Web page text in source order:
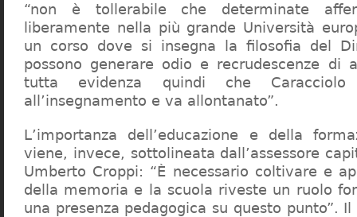
“non è tollerabile che determinate
liberamente nella più grande Università
un corso dove si insegna la filosofia del
possono generare odio e recrudescenze di
tutta evidenza quindi che
all’insegnamento e va allontanato”.
L’importanza dell’educazione e della
viene, invece, sottolineata dall’assessore
Umberto Croppi: “È necessario coltivare e
della memoria e la scuola riveste un ruolo
una presenza pedagogica su questo punto”.